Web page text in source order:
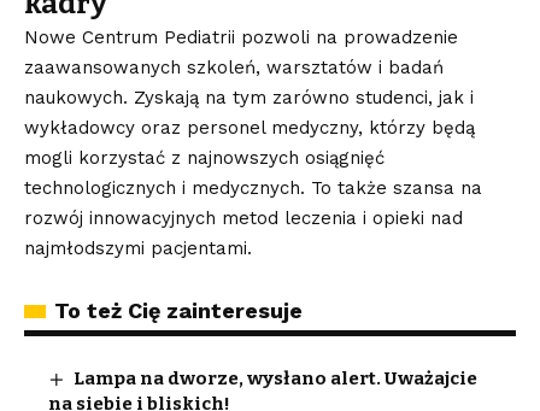
Nowe Centrum Pediatrii pozwoli na prowadzenie
zaawansowanych szkoleń, warsztatów i badań
naukowych. Zyskają na tym zarówno studenci, jak i
wykładowcy oraz personel medyczny, którzy będą
mogli korzystać z najnowszych osiągnięć
technologicznych i medycznych. To także szansa na
rozwój innowacyjnych metod leczenia i opieki nad
najmłodszymi pacjentami.
To też Cię zainteresuje
Lampa na dworze, wysłano alert. Uważajcie
na siebie i bliskich!